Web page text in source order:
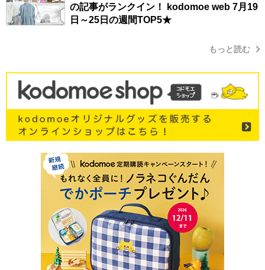
の記事がランクイン！ kodomoe web 7月19
日～25日の週間TOP5★
もっと読む